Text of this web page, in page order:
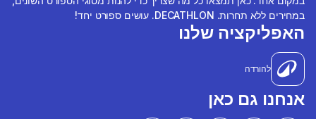
במחירים ללא תחרות. DECATHLON. עושים ספורט יחד!
האפליקציה שלנו
להורדה
אנחנו גם כאן